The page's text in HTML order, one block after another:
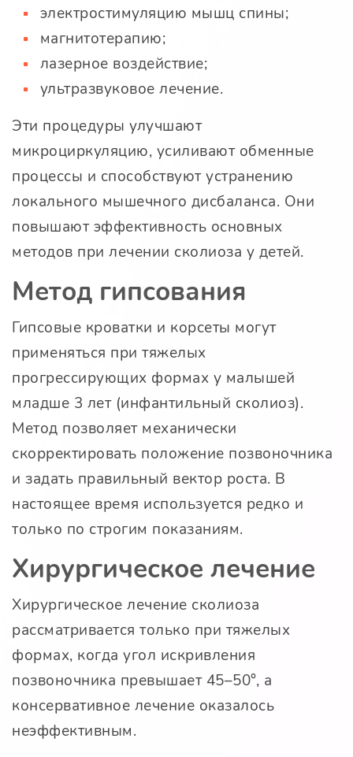
электростимуляцию мышц спины;
магнитотерапию;
лазерное воздействие;
ультразвуковое лечение.
Эти процедуры улучшают
микроциркуляцию, усиливают обменные
процессы и способствуют устранению
локального мышечного дисбаланса. Они
повышают эффективность основных
методов при лечении сколиоза у детей.
Метод гипсования
Гипсовые кроватки и корсеты могут
применяться при тяжелых
прогрессирующих формах у малышей
младше 3 лет (инфантильный сколиоз).
Метод позволяет механически
скорректировать положение позвоночника
и задать правильный вектор роста. В
настоящее время используется редко и
только по строгим показаниям.
Хирургическое лечение
Хирургическое лечение сколиоза
рассматривается только при тяжелых
формах, когда угол искривления
позвоночника превышает 45–50°, а
консервативное лечение оказалось
неэффективным.